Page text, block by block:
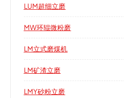
LUM超细立磨
MW环辊微粉磨
LM立式磨煤机
LM矿渣立磨
LMY砂粉立磨